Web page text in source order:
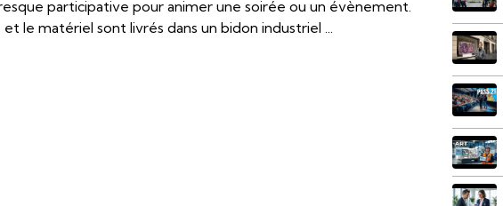
participative pour animer une soirée ou un évènement.
le matériel sont livrés dans un bidon industriel ...